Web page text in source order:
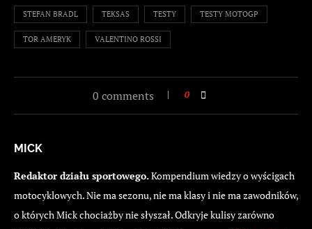
STEFAN BRADL TEKSAS TESTY TESTY MOTOGP
TOR AMERYK VALENTINO ROSSI
0 comments 0
MICK
Redaktor działu sportowego.Kompendium wiedzy o wyścigach
motocyklowych. Nie ma sezonu, nie ma klasy i nie ma zawodników,
o których Mick chociażby nie słyszał. Odkryje kulisy zarówno